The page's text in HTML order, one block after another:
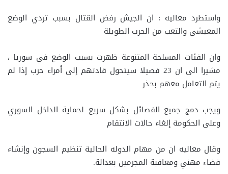
واستطرد معاليه : ان الجيش رفض القتال بسبب تردي الوضع
المعيشي والتعب من الحرب الطويلة
وان الفئات المسلحة المتنوعة ظهرت بسبب الوضع في سوريا ،
مشيرا الى ان 23 فصيلا سيتحول قادتهم إلى أمراء حرب إذا لم
يتم التعامل معهم بحذر
ويجب دمج جميع الفصائل بشكل سريع لحماية الداخل السوري
وعلى الحكومة إلغاء حالات الانتقام
وقال معاليه ان من مهام الدوله الحالية تنظيم السجون وإنشاء
قضاء مهني ومعاقبة المجرمين بعدالة.